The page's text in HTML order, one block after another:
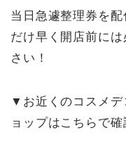
当日急遽整理券を
だけ早く開店前に
さい！
▼お近くのコスメデ
ョップはこちらで